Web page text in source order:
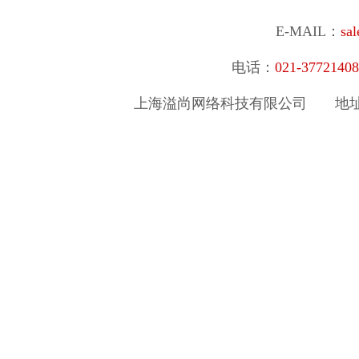
E-MAIL：
电话： 021-
上海溢尚网络科技有限公司 地